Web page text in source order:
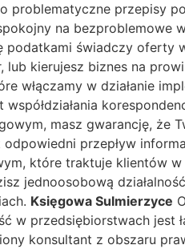
przepisy
na bezproblemowe
świadczy oferty
kierujesz biznes na
włączamy w działanie
masz gwarancję, że
przepływ
które traktuje klientów
Księgowa Sulmierzyce
w przedsiębiorstwach jest
konsultant z obszaru